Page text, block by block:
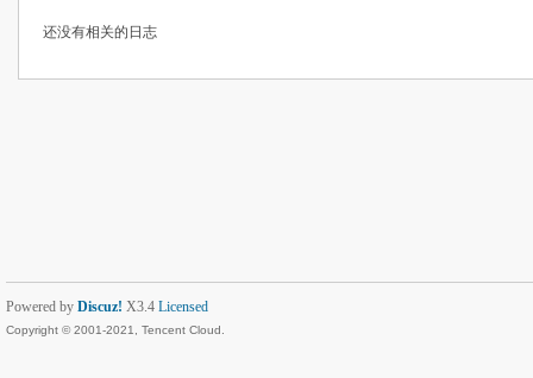
还没有相关的日志
Powered by Discuz! X3.4 Licensed
Copyright © 2001-2021, Tencent Cloud.